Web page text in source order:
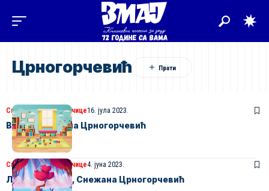
Црногорчевић
Свет једне васпитачице16. јула 2023.
Вртић, Снежана Црногорчевић
Свет једне васпитачице4. јуна 2023.
Љубав подели, Снежана Црногорчевић